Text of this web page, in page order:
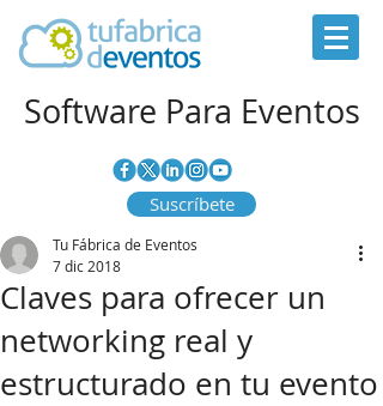
Software Para Eventos
Suscríbete
Claves para ofrecer un
networking real y
estructurado en tu evento
Tu Fábrica de Eventos
7 dic 2018